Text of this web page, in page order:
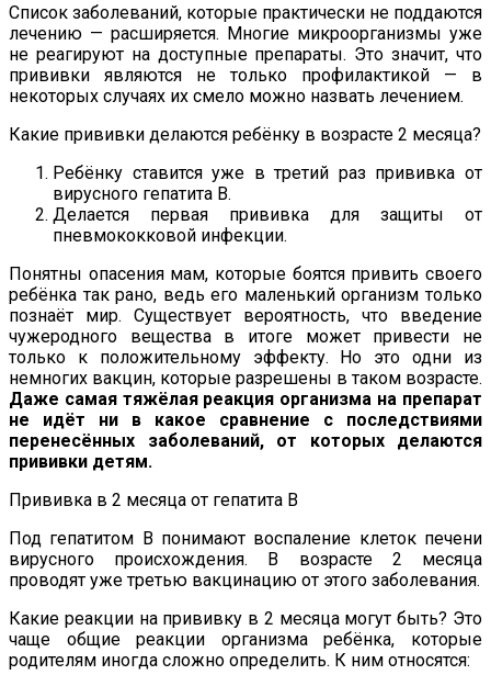
Список заболеваний, которые практически не поддаются
лечению — расширяется. Многие микроорганизмы уже
не реагируют на доступные препараты. Это значит, что
прививки являются не только профилактикой — в
некоторых случаях их смело можно назвать лечением.
Какие прививки делаются ребёнку в возрасте 2 месяца?
Ребёнку ставится уже в третий раз прививка от
вирусного гепатита B.
Делается первая прививка для защиты от
пневмококковой инфекции.
Понятны опасения мам, которые боятся привить своего
ребёнка так рано, ведь его маленький организм только
познаёт мир. Существует вероятность, что введение
чужеродного вещества в итоге может привести не
только к положительному эффекту. Но это одни из
немногих вакцин, которые разрешены в таком возрасте.
Даже самая тяжёлая реакция организма на препарат
не идёт ни в какое сравнение с последствиями
перенесённых заболеваний, от которых делаются
прививки детям.
Прививка в 2 месяца от гепатита B
Под гепатитом B понимают воспаление клеток печени
вирусного происхождения. В возрасте 2 месяца
проводят уже третью вакцинацию от этого заболевания.
Какие реакции на прививку в 2 месяца могут быть? Это
чаще общие реакции организма ребёнка, которые
родителям иногда сложно определить. К ним относятся: